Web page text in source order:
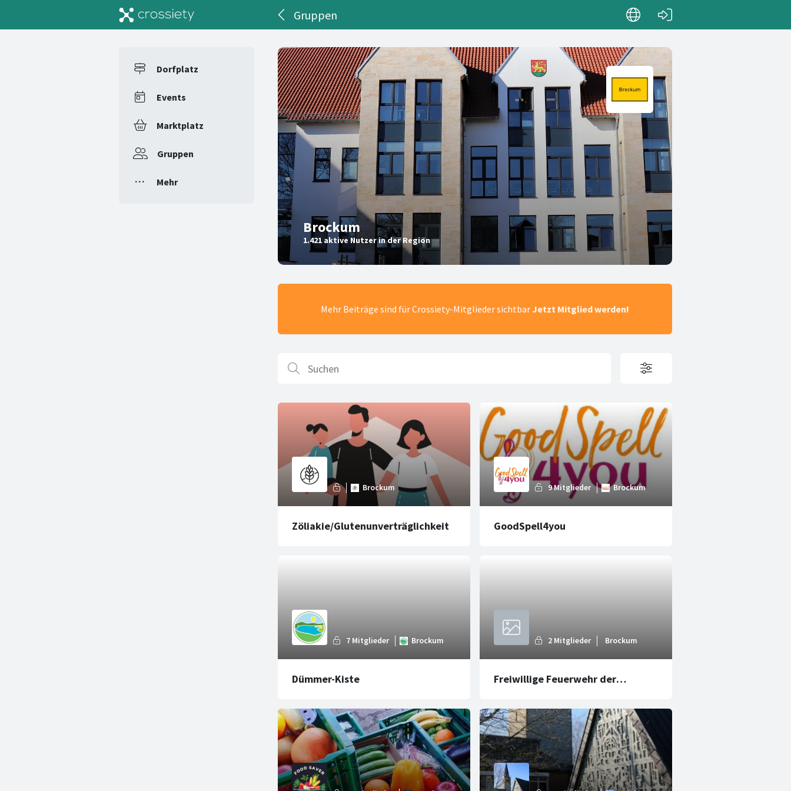
Gruppen
Dorfplatz
Events
Marktplatz
Gruppen
Mehr
Brockum
1.421 aktive Nutzer in der Region
Mehr Beiträge sind für Crossiety-Mitglieder sichtbar Jetzt Mitglied werden!
Zöliakie/Glutenunverträglichkeit GoodSpell4you
Dümmer-Kiste
Freiwillige Feuerwehr der